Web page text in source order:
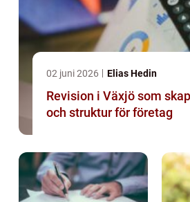
02 juni 2026 Elias Hedin
Revision i Växjö som
och struktur för företag